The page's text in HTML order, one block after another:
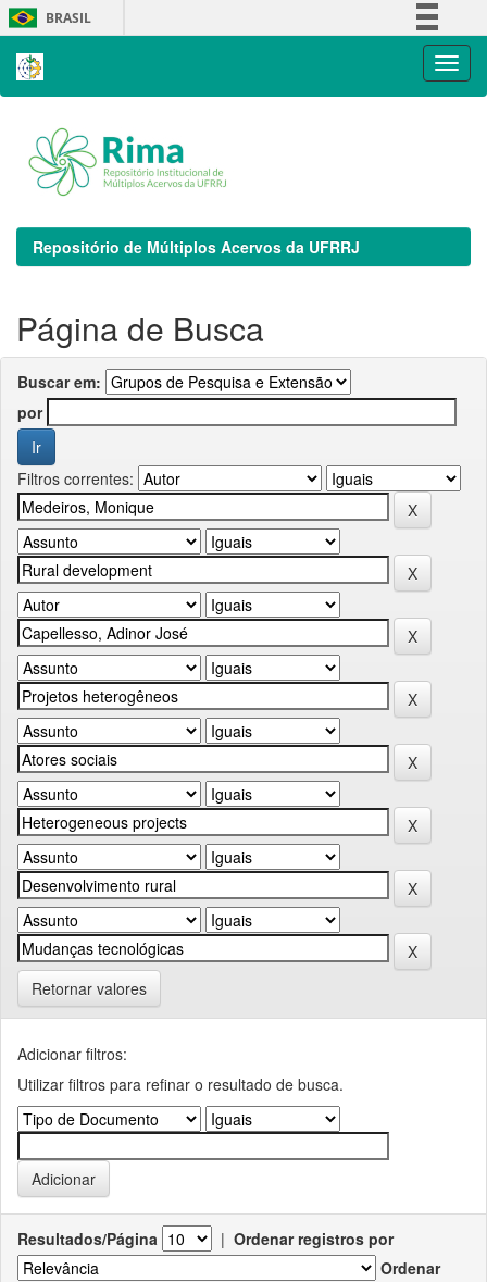
Skip
navigation
BRASIL
Repositório de Múltiplos Acervos da UFRRJ
Página de Busca
Buscar em:
por
Filtros correntes:
Retornar valores
Adicionar filtros:
Utilizar filtros para refinar o resultado de busca.
Resultados/Página | Ordenar registros por
Ordenar